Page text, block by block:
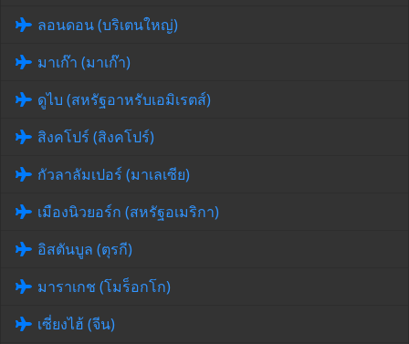
ลอนดอน (บริเตนใหญ่)
มาเก๊า (มาเก๊า)
ดูไบ (สหรัฐอาหรับเอมิเรตส์)
สิงคโปร์ (สิงคโปร์)
กัวลาลัมเปอร์ (มาเลเซีย)
เมืองนิวยอร์ก (สหรัฐอเมริกา)
อิสตันบูล (ตุรกี)
มาราเกช (โมร็อกโก)
เซี่ยงไฮ้ (จีน)